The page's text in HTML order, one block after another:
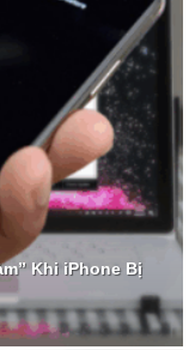
Khi iPhone Bị